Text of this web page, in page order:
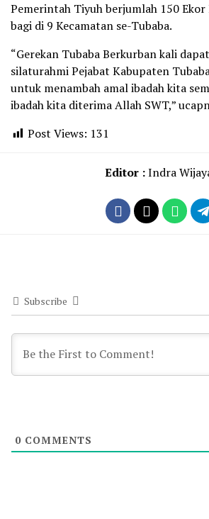
Pemerintah Tiyuh berjumlah 150
bagi di 9 Kecamatan se-Tubaba.
“Gerekan Tubaba Berkurban kali
silaturahmi Pejabat Kabupaten
untuk menambah amal ibadah kita
ibadah kita diterima Allah SWT,”
Post Views: 131
Editor :Indra
Subscribe
0 COMMENTS